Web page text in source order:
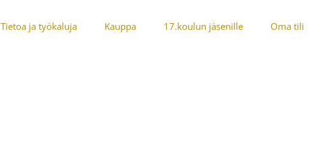
Tietoa ja työkaluja Kauppa 17.koulun jäsenille Oma tili